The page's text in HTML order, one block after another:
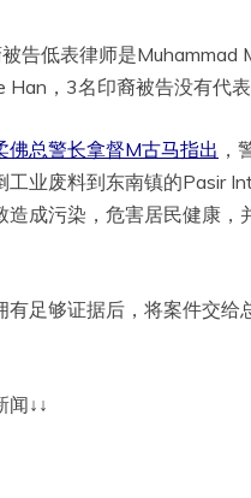
告低表律师是Muhammad
Han，3名印裔被告没有代表
佛总警长拿督M古马指出 ，
工业废料到东南镇的Pasir
造成污染，危害居民健康，
有足够证据后，将案件交给
闻↓↓